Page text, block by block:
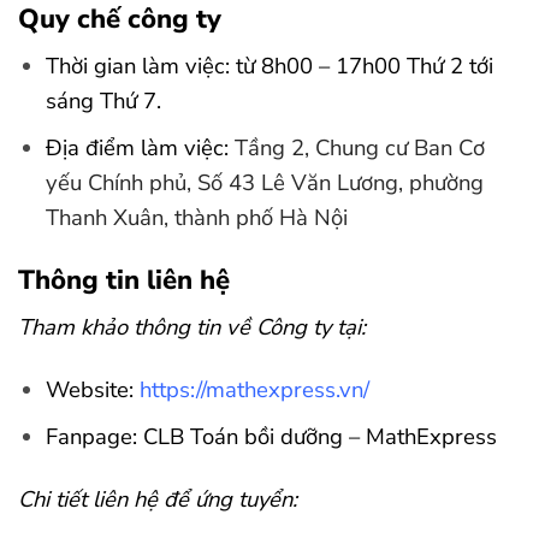
Quy chế công ty
Thời gian làm việc: từ 8h00 – 17h00 Thứ 2 tới
sáng Thứ 7.
Địa điểm làm việc: Tầng 2, Chung cư Ban Cơ
yếu Chính phủ, Số 43 Lê Văn Lương, phường
Thanh Xuân, thành phố Hà Nội
Thông tin liên hệ
Tham khảo thông tin về Công ty tại:
Website: https://mathexpress.vn/
Fanpage: CLB Toán bồi dưỡng – MathExpress
Chi tiết liên hệ để ứng tuyển: